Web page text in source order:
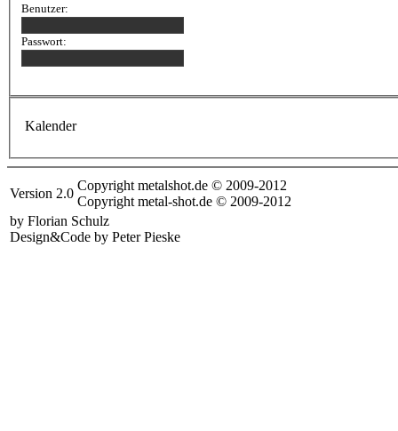
Benutzer:
Passwort:
Kalender
Version 2.0
Copyright metalshot.de © 2009-2012
Copyright metal-shot.de © 2009-2012
by Florian Schulz
Design&Code by Peter Pieske